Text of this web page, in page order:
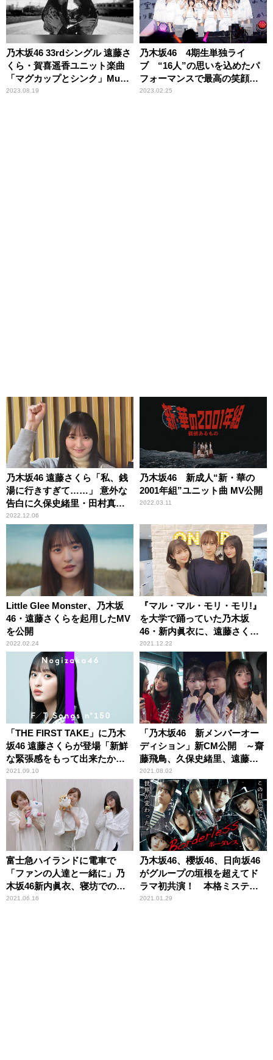
乃木坂46 33rdシングル 遠藤さ
くら・賀喜遥香ユニット楽曲
「マグカップとシンク」Music
Video 公開
2023.08.19
乃木坂46 4期生単独ライ
ブ “16人”の思いを込めたパ
フォーマンスで最高の笑顔を
振りまく！
2023.02.25
乃木坂46 遠藤さくら「私、銭
湯に行きすぎて……」 意外な
告白に久保史緒里・田村真佑
もびっくり
2022.12.06
乃木坂46 新成人“新・華の
2001年組”ユニット曲 MV公開
2022.03.11
Little Glee Monster、乃木坂
46・遠藤さくらを起用したMV
を公開
2022.02.24
『マル・マル・モリ・モリ!』
を大学で踊っていた乃木坂
46・新内眞衣に、遠藤さくら
が爆笑
2021.12.22
「THE FIRST TAKE」に乃木
坂46 遠藤さくらが登場「新鮮
な緊張感をもって出来たかな
と思います」 坂道グループ
から初出演！
2021.09.10
「乃木坂46 新メンバーオー
ディション」新CM公開 ～齋
藤飛鳥、久保史緒里、遠藤さ
くらがグループ加入後の自身
の変化、進化をそれぞれが語
る
2021.08.02
富士急ハイランドに電車で
「ファンの人達と一緒に」乃
木坂46新内眞衣、寝坊での大
失敗談明かす
2021.06.16
乃木坂46、櫻坂46、日向坂46
がグループの垣根を超えてド
ラマ初共演！ 本格ミステリ
ードラマ「ボーダレス」3月よ
2021.01.29